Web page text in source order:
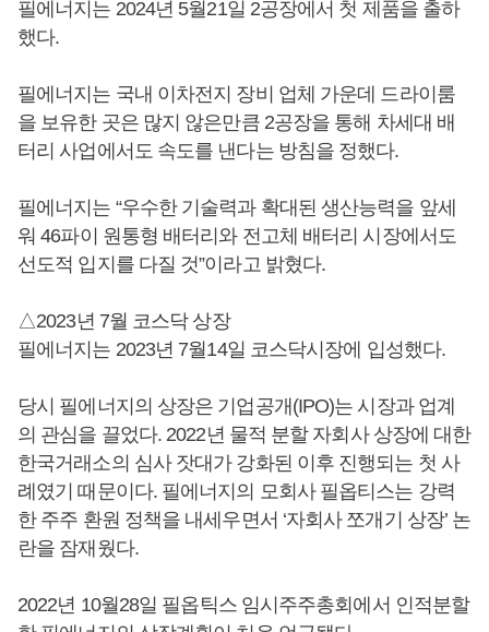
필에너지는 2024년 5월21일 2공장에서 첫 제품을 출하
했다.
필에너지는 국내 이차전지 장비 업체 가운데 드라이룸
을 보유한 곳은 많지 않은만큼 2공장을 통해 차세대 배
터리 사업에서도 속도를 낸다는 방침을 정했다.
필에너지는 “우수한 기술력과 확대된 생산능력을 앞세
워 46파이 원통형 배터리와 전고체 배터리 시장에서도
선도적 입지를 다질 것”이라고 밝혔다.
△2023년 7월 코스닥 상장
필에너지는 2023년 7월14일 코스닥시장에 입성했다.
당시 필에너지의 상장은 기업공개(IPO)는 시장과 업계
의 관심을 끌었다. 2022년 물적 분할 자회사 상장에 대한
한국거래소의 심사 잣대가 강화된 이후 진행되는 첫 사
례였기 때문이다. 필에너지의 모회사 필옵티스는 강력
한 주주 환원 정책을 내세우면서 ‘자회사 쪼개기 상장’ 논
란을 잠재웠다.
2022년 10월28일 필옵틱스 임시주주총회에서 인적분할